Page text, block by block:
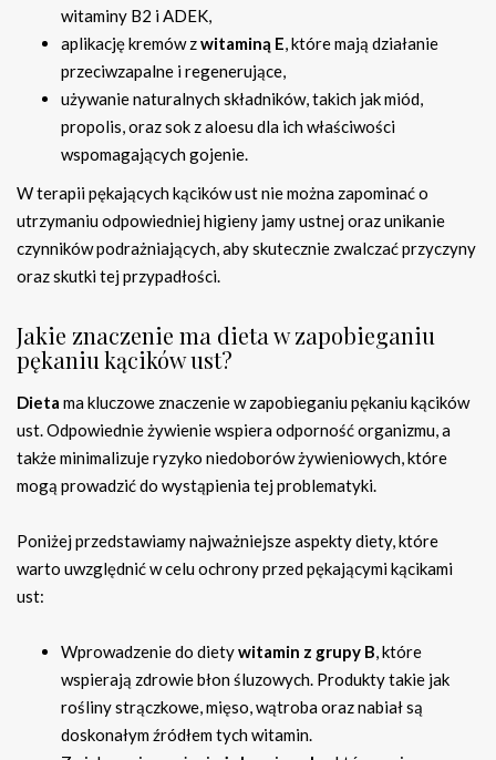
witaminy B2 i ADEK,
aplikację kremów zwitaminą E, które mają działanie
przeciwzapalne i regenerujące,
używanie naturalnych składników, takich jak miód,
propolis, oraz sok z aloesu dla ich właściwości
wspomagających gojenie.
W terapii pękających kącików ust nie można zapominać o
utrzymaniu odpowiedniej higieny jamy ustnej oraz unikanie
czynników podrażniających, aby skutecznie zwalczać przyczyny
oraz skutki tej przypadłości.
Jakie znaczenie ma dieta w zapobieganiu
pękaniu kącików ust?
Dieta ma kluczowe znaczenie w zapobieganiu pękaniu kącików
ust. Odpowiednie żywienie wspiera odporność organizmu, a
także minimalizuje ryzyko niedoborów żywieniowych, które
mogą prowadzić do wystąpienia tej problematyki.
Poniżej przedstawiamy najważniejsze aspekty diety, które
warto uwzględnić w celu ochrony przed pękającymi kącikami
ust:
Wprowadzenie do dietywitamin z grupy B, które
wspierają zdrowie błon śluzowych. Produkty takie jak
rośliny strączkowe, mięso, wątroba oraz nabiał są
doskonałym źródłem tych witamin.